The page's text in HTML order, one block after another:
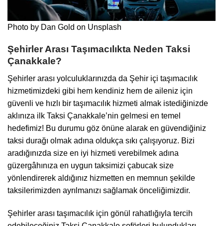
Photo by Dan Gold on Unsplash
Şehirler Arası Taşımacılıkta Neden Taksi
Çanakkale?
Şehirler arası yolculuklarınızda da Şehir içi taşımacılık
hizmetimizdeki gibi hem kendiniz hem de aileniz için
güvenli ve hızlı bir taşımacılık hizmeti almak istediğinizde
aklınıza ilk Taksi Çanakkale’nin gelmesi en temel
hedefimiz! Bu durumu göz önüne alarak en güvendiğiniz
taksi durağı olmak adına oldukça sıkı çalışıyoruz. Bizi
aradığınızda size en iyi hizmeti verebilmek adına
güzergâhınıza en uygun taksimizi çabucak size
yönlendirerek aldığınız hizmetten en memnun şekilde
taksilerimizden ayrılmanızı sağlamak önceliğimizdir.
Şehirler arası taşımacılık için gönül rahatlığıyla tercih